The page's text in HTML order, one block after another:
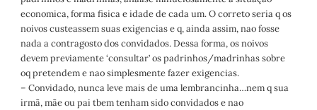
economica, forma fisica e idade de cada um. O correto seria q os
noivos custeassem suas exigencias e q, ainda assim, nao fosse
nada a contragosto dos convidados. Dessa forma, os noivos
devem previamente ‘consultar’ os padrinhos/madrinhas sobre
oq pretendem e nao simplesmente fazer exigencias.
– Convidado, nunca leve mais de uma lembrancinha…nem q sua
irmã, mãe ou pai tbem tenham sido convidados e nao